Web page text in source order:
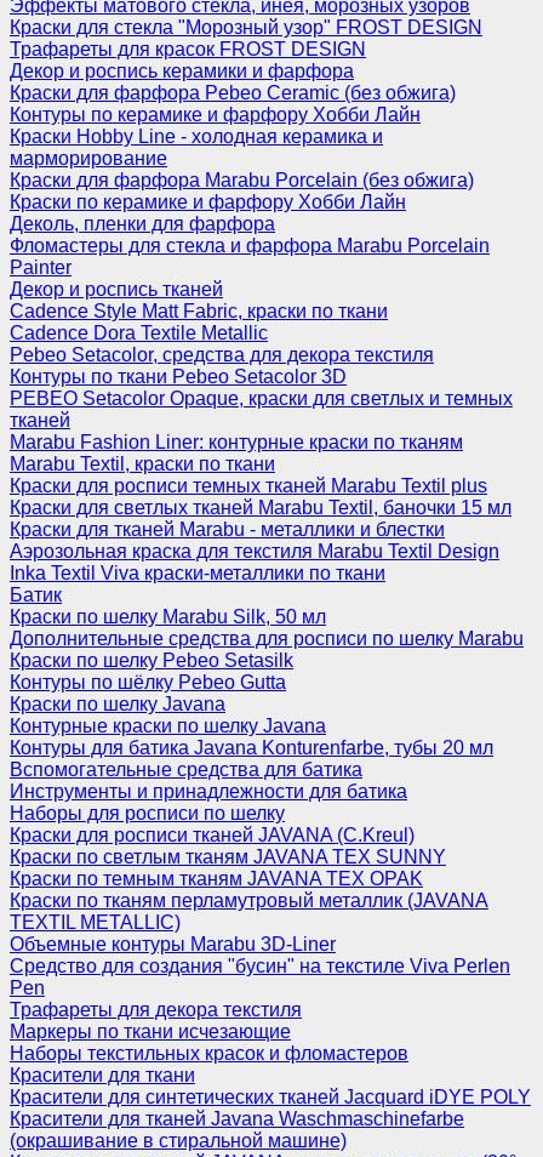
Эффекты матового стекла, инея, морозных узоров
Краски для стекла "Морозный узор" FROST DESIGN
Трафареты для красок FROST DESIGN
Декор и роспись керамики и фарфора
Краски для фарфора Pebeo Ceramic (без обжига)
Контуры по керамике и фарфору Хобби Лайн
Краски Hobby Line - холодная керамика и
марморирование
Краски для фарфора Marabu Porcelain (без обжига)
Краски по керамике и фарфору Хобби Лайн
Деколь, пленки для фарфора
Фломастеры для стекла и фарфора Marabu Porcelain
Painter
Декор и роспись тканей
Cadence Style Matt Fabric, краски по ткани
Cadence Dora Textile Metallic
Pebeo Setacolor, средства для декора текстиля
Контуры по ткани Pebeo Setacolor 3D
PEBEO Setacolor Opaque, краски для светлых и темных
тканей
Marabu Fashion Liner: контурные краски по тканям
Marabu Textil, краски по ткани
Краски для росписи темных тканей Marabu Textil plus
Краски для светлых тканей Marabu Textil, баночки 15 мл
Краски для тканей Marabu - металлики и блестки
Аэрозольная краска для текстиля Marabu Textil Design
Inka Textil Viva краски-металлики по ткани
Батик
Краски по шелку Marabu Silk, 50 мл
Дополнительные средства для росписи по шелку Marabu
Краски по шелку Pebeo Setasilk
Контуры по шёлку Pebeo Gutta
Краски по шелку Javana
Контурные краски по шелку Javana
Контуры для батика Javana Konturenfarbe, тубы 20 мл
Вспомогательные средства для батика
Инструменты и принадлежности для батика
Наборы для росписи по шелку
Краски для росписи тканей JAVANA (C.Kreul)
Краски по светлым тканям JAVANA TEX SUNNY
Краски по темным тканям JAVANA TEX OPAK
Краски по тканям перламутровый металлик (JAVANA
TEXTIL METALLIC)
Объемные контуры Marabu 3D-Liner
Средство для создания "бусин" на текстиле Viva Perlen
Pen
Трафареты для декора текстиля
Маркеры по ткани исчезающие
Наборы текстильных красок и фломастеров
Красители для ткани
Красители для синтетических тканей Jacquard iDYE POLY
Красители для тканей Javana Waschmaschinefarbe
(окрашивание в стиральной машине)